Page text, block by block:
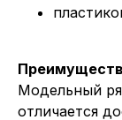
Модельный
отличается